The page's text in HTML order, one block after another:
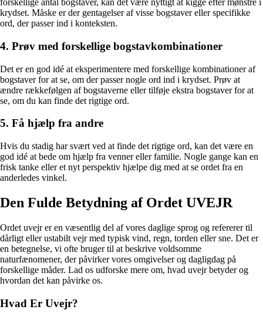
forskellige antal bogstaver, kan det være nyttigt at kigge efter mønstre i
krydset. Måske er der gentagelser af visse bogstaver eller specifikke
ord, der passer ind i konteksten.
4. Prøv med forskellige bogstavkombinationer
Det er en god idé at eksperimentere med forskellige kombinationer af
bogstaver for at se, om der passer nogle ord ind i krydset. Prøv at
ændre rækkefølgen af bogstaverne eller tilføje ekstra bogstaver for at
se, om du kan finde det rigtige ord.
5. Få hjælp fra andre
Hvis du stadig har svært ved at finde det rigtige ord, kan det være en
god idé at bede om hjælp fra venner eller familie. Nogle gange kan en
frisk tanke eller et nyt perspektiv hjælpe dig med at se ordet fra en
anderledes vinkel.
Den Fulde Betydning af Ordet UVEJR
Ordet uvejr er en væsentlig del af vores daglige sprog og refererer til
dårligt eller ustabilt vejr med typisk vind, regn, torden eller sne. Det er
en betegnelse, vi ofte bruger til at beskrive voldsomme
naturfænomener, der påvirker vores omgivelser og dagligdag på
forskellige måder. Lad os udforske mere om, hvad uvejr betyder og
hvordan det kan påvirke os.
Hvad Er Uvejr?